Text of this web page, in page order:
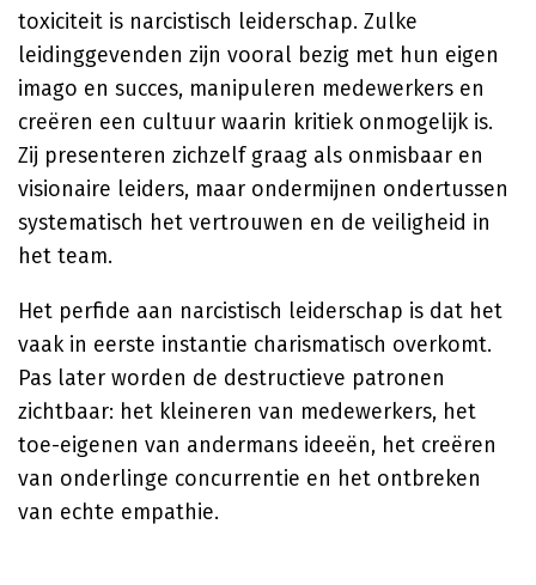
toxiciteit is narcistisch leiderschap. Zulke
leidinggevenden zijn vooral bezig met hun eigen
imago en succes, manipuleren medewerkers en
creëren een cultuur waarin kritiek onmogelijk is.
Zij presenteren zichzelf graag als onmisbaar en
visionaire leiders, maar ondermijnen ondertussen
systematisch het vertrouwen en de veiligheid in
het team.
Het perfide aan narcistisch leiderschap is dat het
vaak in eerste instantie charismatisch overkomt.
Pas later worden de destructieve patronen
zichtbaar: het kleineren van medewerkers, het
toe-eigenen van andermans ideeën, het creëren
van onderlinge concurrentie en het ontbreken
van echte empathie.